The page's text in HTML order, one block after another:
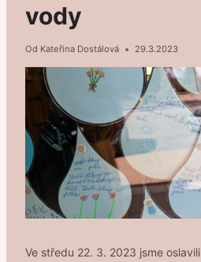
vody
Od Kateřina Dostálová 29.3.2023
Ve středu 22. 3. 2023 jsme oslavili